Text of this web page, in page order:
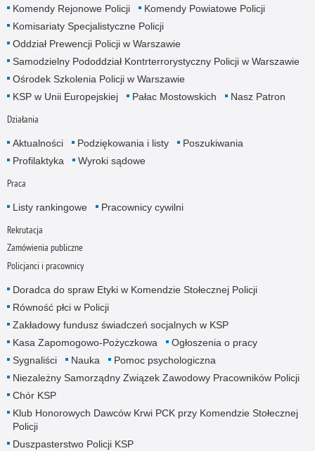
Komendy Rejonowe Policji
Komendy Powiatowe Policji
Komisariaty Specjalistyczne Policji
Oddział Prewencji Policji w Warszawie
Samodzielny Pododdział Kontrterrorystyczny Policji w Warszawie
Ośrodek Szkolenia Policji w Warszawie
KSP w Unii Europejskiej
Pałac Mostowskich Nasz Patron
Działania
Aktualności Podziękowania i listy
Poszukiwania
Profilaktyka
Wyroki sądowe
Praca
Listy rankingowe Pracownicy cywilni
Rekrutacja
Zamówienia publiczne
Policjanci i pracownicy
Doradca do spraw Etyki w Komendzie Stołecznej Policji
Równość płci w Policji
Zakładowy fundusz świadczeń socjalnych w KSP
Kasa Zapomogowo-Pożyczkowa
Ogłoszenia o pracy
Sygnaliści
Nauka
Pomoc psychologiczna
Niezależny Samorządny Związek Zawodowy Pracowników Policji
Chór KSP
Klub Honorowych Dawców Krwi PCK przy Komendzie Stołecznej
Policji
Duszpasterstwo Policji KSP